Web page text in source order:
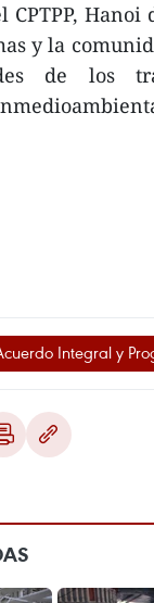
CPTPP,
y la
de los
Integral y